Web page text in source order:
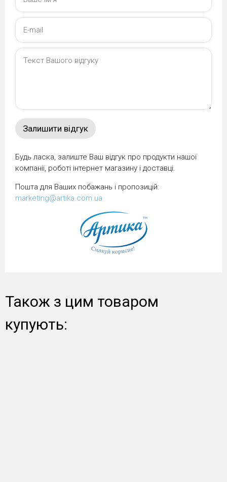
Будь ласка, залиште Ваш відгук про продукти нашої
компанії, роботі інтернет магазину і доставці.
Пошта для Ваших побажань і пропозицій:
marketing@artika.com.ua
Також з цим товаром
купують: